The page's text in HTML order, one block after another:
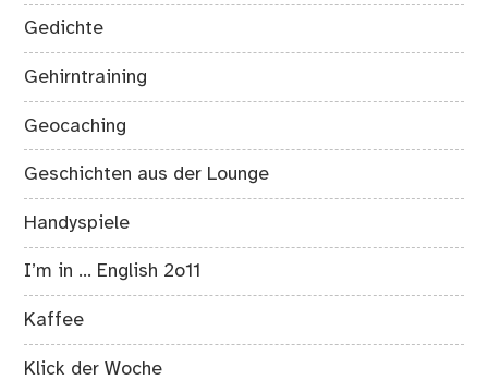
Gedichte
Gehirntraining
Geocaching
Geschichten aus der Lounge
Handyspiele
I’m in … English 2o11
Kaffee
Klick der Woche